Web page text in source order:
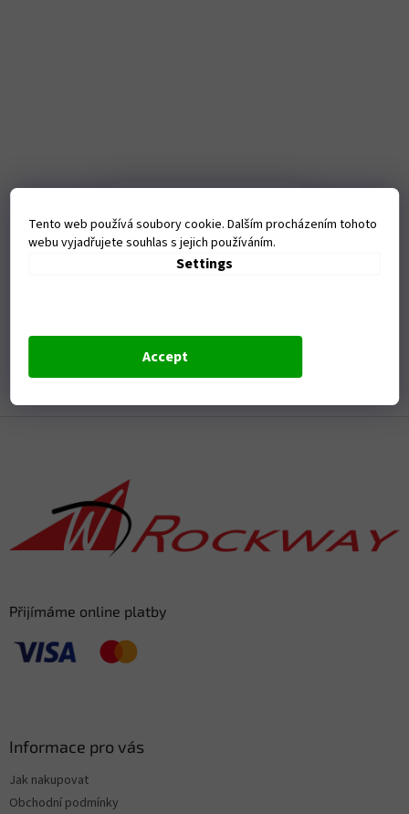
Tento web používá soubory cookie. Dalším procházením tohoto
webu vyjadřujete souhlas s jejich používáním.
Settings
Accept
Kamenná
prodejna
Tanvaldská 1458, Liberec-
Po - Pá - 9-17,00 hod
Přijímáme online platby
Informace pro vás
Jak nakupovat
Obchodní podmínky